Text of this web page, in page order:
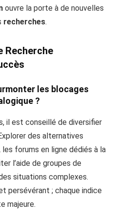
ouvre la porte à de nouvelles
recherches.
Recherche
les blocages
?
il est conseillé de diversifier
des alternatives
forums en ligne dédiés à la
l’aide de groupes de
situations complexes.
persévérant ; chaque indice
majeure.